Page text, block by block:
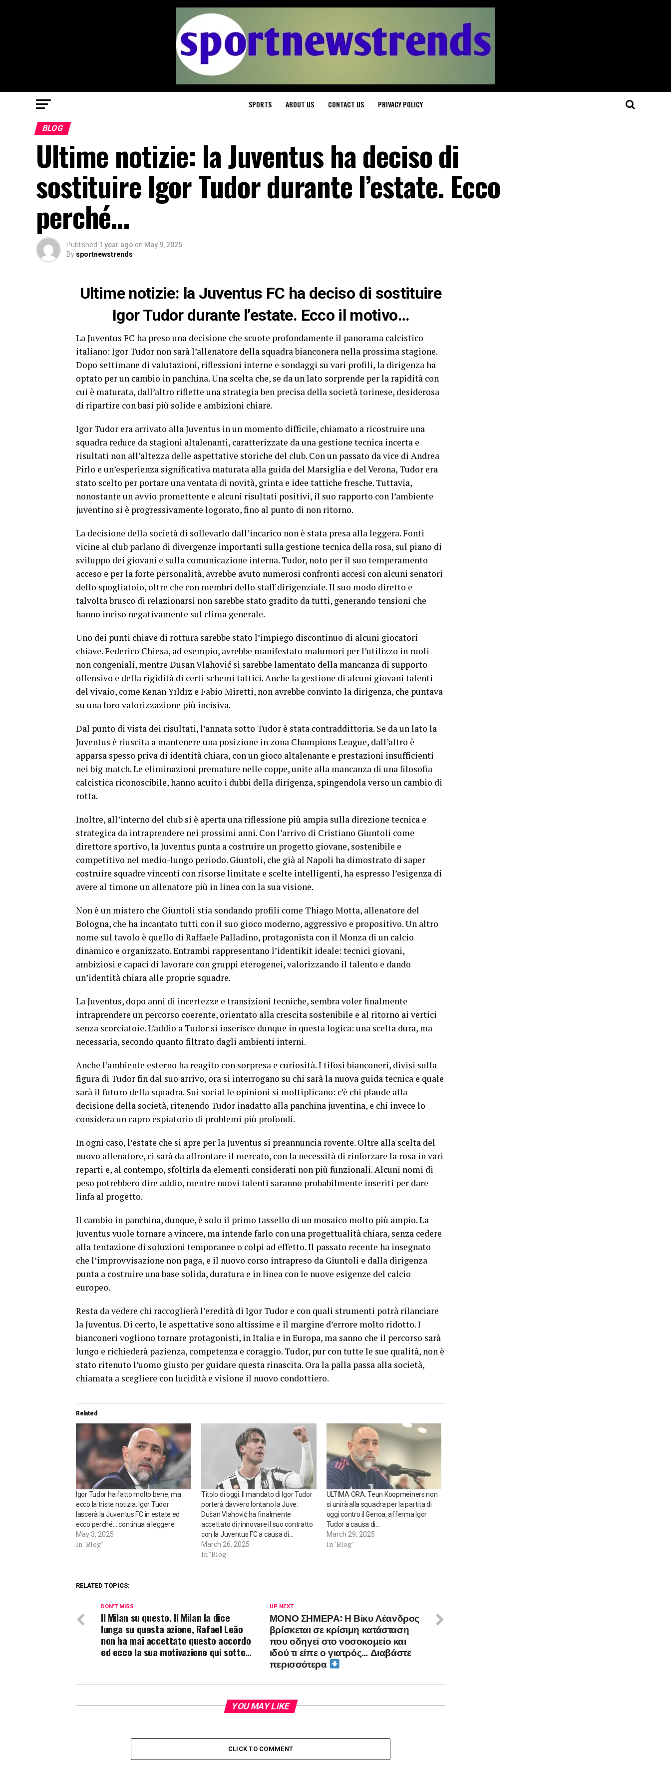
SPORTS ABOUT US CONTACT US PRIVACY POLICY
BLOG
Ultime notizie: la Juventus ha deciso di
sostituire Igor Tudor durante l’estate. Ecco
perché…
Published 1 year ago on May 9, 2025
By sportnewstrends
Ultime notizie: la Juventus FC ha deciso di sostituire
Igor Tudor durante l’estate. Ecco il motivo…
La Juventus FC ha preso una decisione che scuote profondamente il panorama calcistico
italiano: Igor Tudor non sarà l’allenatore della squadra bianconera nella prossima stagione.
Dopo settimane di valutazioni, riflessioni interne e sondaggi su vari profili, la dirigenza ha
optato per un cambio in panchina. Una scelta che, se da un lato sorprende per la rapidità con
cui è maturata, dall’altro riflette una strategia ben precisa della società torinese, desiderosa
di ripartire con basi più solide e ambizioni chiare.
Igor Tudor era arrivato alla Juventus in un momento difficile, chiamato a ricostruire una
squadra reduce da stagioni altalenanti, caratterizzate da una gestione tecnica incerta e
risultati non all’altezza delle aspettative storiche del club. Con un passato da vice di Andrea
Pirlo e un’esperienza significativa maturata alla guida del Marsiglia e del Verona, Tudor era
stato scelto per portare una ventata di novità, grinta e idee tattiche fresche. Tuttavia,
nonostante un avvio promettente e alcuni risultati positivi, il suo rapporto con l’ambiente
juventino si è progressivamente logorato, fino al punto di non ritorno.
La decisione della società di sollevarlo dall’incarico non è stata presa alla leggera. Fonti
vicine al club parlano di divergenze importanti sulla gestione tecnica della rosa, sul piano di
sviluppo dei giovani e sulla comunicazione interna. Tudor, noto per il suo temperamento
acceso e per la forte personalità, avrebbe avuto numerosi confronti accesi con alcuni senatori
dello spogliatoio, oltre che con membri dello staff dirigenziale. Il suo modo diretto e
talvolta brusco di relazionarsi non sarebbe stato gradito da tutti, generando tensioni che
hanno inciso negativamente sul clima generale.
Uno dei punti chiave di rottura sarebbe stato l’impiego discontinuo di alcuni giocatori
chiave. Federico Chiesa, ad esempio, avrebbe manifestato malumori per l’utilizzo in ruoli
non congeniali, mentre Dusan Vlahović si sarebbe lamentato della mancanza di supporto
offensivo e della rigidità di certi schemi tattici. Anche la gestione di alcuni giovani talenti
del vivaio, come Kenan Yıldız e Fabio Miretti, non avrebbe convinto la dirigenza, che puntava
su una loro valorizzazione più incisiva.
Dal punto di vista dei risultati, l’annata sotto Tudor è stata contraddittoria. Se da un lato la
Juventus è riuscita a mantenere una posizione in zona Champions League, dall’altro è
apparsa spesso priva di identità chiara, con un gioco altalenante e prestazioni insufficienti
nei big match. Le eliminazioni premature nelle coppe, unite alla mancanza di una filosofia
calcistica riconoscibile, hanno acuito i dubbi della dirigenza, spingendola verso un cambio di
rotta.
Inoltre, all’interno del club si è aperta una riflessione più ampia sulla direzione tecnica e
strategica da intraprendere nei prossimi anni. Con l’arrivo di Cristiano Giuntoli come
direttore sportivo, la Juventus punta a costruire un progetto giovane, sostenibile e
competitivo nel medio-lungo periodo. Giuntoli, che già al Napoli ha dimostrato di saper
costruire squadre vincenti con risorse limitate e scelte intelligenti, ha espresso l’esigenza di
avere al timone un allenatore più in linea con la sua visione.
Non è un mistero che Giuntoli stia sondando profili come Thiago Motta, allenatore del
Bologna, che ha incantato tutti con il suo gioco moderno, aggressivo e propositivo. Un altro
nome sul tavolo è quello di Raffaele Palladino, protagonista con il Monza di un calcio
dinamico e organizzato. Entrambi rappresentano l’identikit ideale: tecnici giovani,
ambiziosi e capaci di lavorare con gruppi eterogenei, valorizzando il talento e dando
un’identità chiara alle proprie squadre.
La Juventus, dopo anni di incertezze e transizioni tecniche, sembra voler finalmente
intraprendere un percorso coerente, orientato alla crescita sostenibile e al ritorno ai vertici
senza scorciatoie. L’addio a Tudor si inserisce dunque in questa logica: una scelta dura, ma
necessaria, secondo quanto filtrato dagli ambienti interni.
Anche l’ambiente esterno ha reagito con sorpresa e curiosità. I tifosi bianconeri, divisi sulla
figura di Tudor fin dal suo arrivo, ora si interrogano su chi sarà la nuova guida tecnica e quale
sarà il futuro della squadra. Sui social le opinioni si moltiplicano: c’è chi plaude alla
decisione della società, ritenendo Tudor inadatto alla panchina juventina, e chi invece lo
considera un capro espiatorio di problemi più profondi.
In ogni caso, l’estate che si apre per la Juventus si preannuncia rovente. Oltre alla scelta del
nuovo allenatore, ci sarà da affrontare il mercato, con la necessità di rinforzare la rosa in vari
reparti e, al contempo, sfoltirla da elementi considerati non più funzionali. Alcuni nomi di
peso potrebbero dire addio, mentre nuovi talenti saranno probabilmente inseriti per dare
linfa al progetto.
Il cambio in panchina, dunque, è solo il primo tassello di un mosaico molto più ampio. La
Juventus vuole tornare a vincere, ma intende farlo con una progettualità chiara, senza cedere
alla tentazione di soluzioni temporanee o colpi ad effetto. Il passato recente ha insegnato
che l’improvvisazione non paga, e il nuovo corso intrapreso da Giuntoli e dalla dirigenza
punta a costruire una base solida, duratura e in linea con le nuove esigenze del calcio
europeo.
Resta da vedere chi raccoglierà l’eredità di Igor Tudor e con quali strumenti potrà rilanciare
la Juventus. Di certo, le aspettative sono altissime e il margine d’errore molto ridotto. I
bianconeri vogliono tornare protagonisti, in Italia e in Europa, ma sanno che il percorso sarà
lungo e richiederà pazienza, competenza e coraggio. Tudor, pur con tutte le sue qualità, non è
stato ritenuto l’uomo giusto per guidare questa rinascita. Ora la palla passa alla società,
chiamata a scegliere con lucidità e visione il nuovo condottiero.
Related
Igor Tudor ha fatto molto bene, ma
ecco la triste notizia: Igor Tudor
lascerà la Juventus FC in estate ed
ecco perché… continua a leggere
May 3, 2025
In "Blog"
Titolo di oggi: Il mandato di Igor Tudor
porterà davvero lontano la Juve.
Dušan Vlahović ha finalmente
accettato di rinnovare il suo contratto
con la Juventus FC a causa di…
March 26, 2025
In "Blog"
ULTIMA ORA: Teun Koopmeiners non
si unirà alla squadra per la partita di
oggi contro il Genoa, afferma Igor
Tudor a causa di…
March 29, 2025
In "Blog"
RELATED TOPICS:
UP NEXT
ΜΟΝΟ ΣΗΜΕΡΑ: Η Βίκυ Λέανδρος
βρίσκεται σε κρίσιμη κατάσταση
που οδηγεί στο νοσοκομείο και
ιδού τι είπε ο γιατρός… Διαβάστε
περισσότερα
DON'T MISS
Il Milan su questo. Il Milan la dice
lunga su questa azione, Rafael Leão
non ha mai accettato questo accordo
ed ecco la sua motivazione qui sotto…
YOU MAY LIKE
CLICK TO COMMENT